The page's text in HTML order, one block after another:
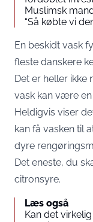
Muslimsk
“Så købte vi
En beskidt vask
fleste danskere
Det er heller ikke
vask kan være
Heldigvis viser
kan få vasken til
dyre
Det eneste, du
citronsyre.
Læs også
Kan det